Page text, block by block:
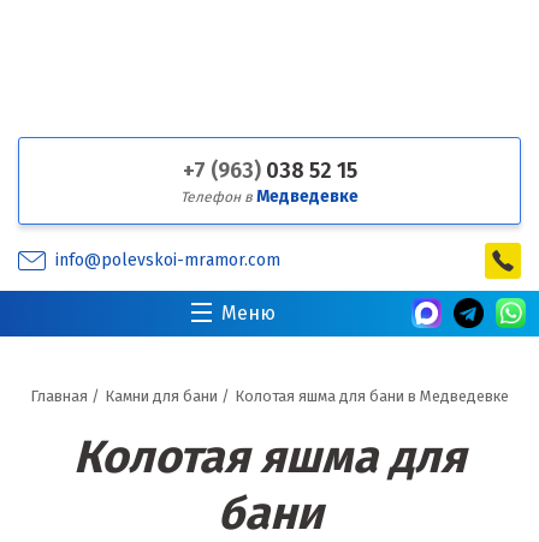
+7 (963) 038 52 15
Телефон в Медведевке
info@polevskoi-mramor.com
Меню
Главная / Камни для бани / Колотая яшма для бани в Медведевке
Колотая яшма для
бани